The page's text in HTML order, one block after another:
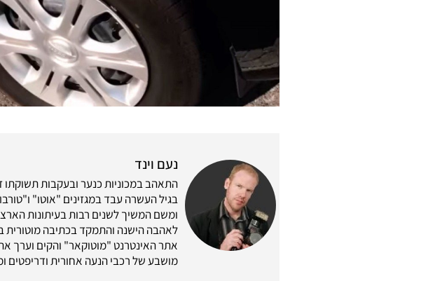
נעם וינד
התאהב במכוניות כנער ובעקבות תשוקתו
בגיל העשרה עבד במגזינים "אוטו"
לאהבה הישנה והתמקד בכתיבה מוטורית
מושבע של רכבי הנעה אחורית ודריפטים